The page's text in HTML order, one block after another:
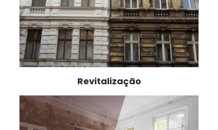
Revitalização